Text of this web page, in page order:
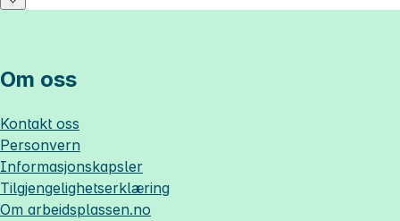
Om oss
Kontakt oss
Personvern
Informasjonskapsler
Tilgjengelighetserklæring
Om arbeidsplassen.no